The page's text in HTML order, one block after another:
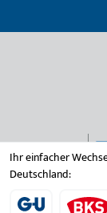
Ihr einfacher
Deutschland: